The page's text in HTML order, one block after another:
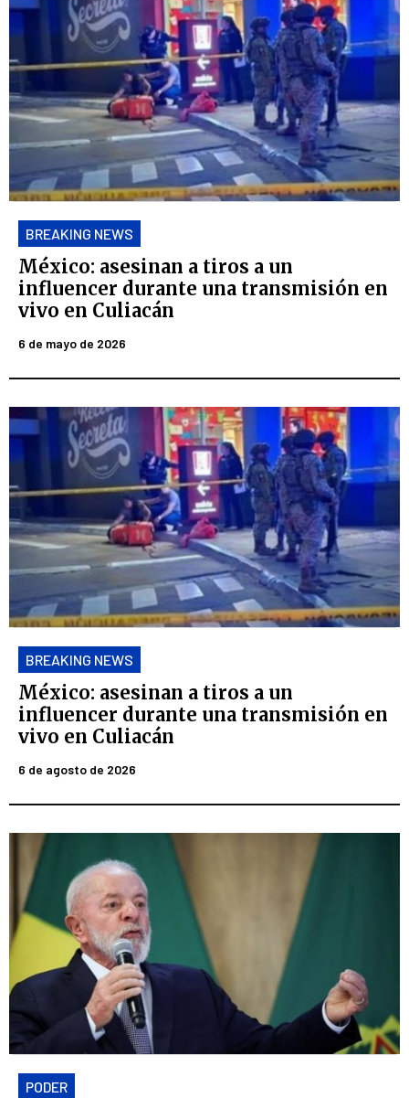
BREAKING NEWS
México: asesinan a tiros a un
influencer durante una transmisión en
vivo en Culiacán
6 de mayo de 2026
BREAKING NEWS
México: asesinan a tiros a un
influencer durante una transmisión en
vivo en Culiacán
6 de agosto de 2026
PODER